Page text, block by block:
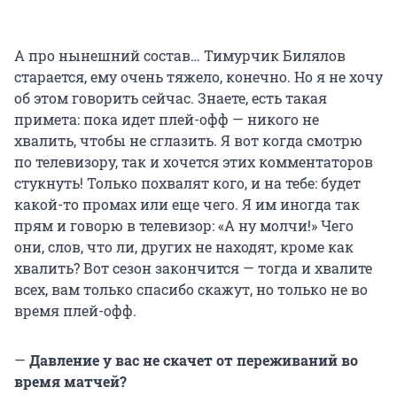
А про нынешний состав… Тимурчик Билялов
старается, ему очень тяжело, конечно. Но я не хочу
об этом говорить сейчас. Знаете, есть такая
примета: пока идет плей-офф — никого не
хвалить, чтобы не сглазить. Я вот когда смотрю
по телевизору, так и хочется этих комментаторов
стукнуть! Только похвалят кого, и на тебе: будет
какой-то промах или еще чего. Я им иногда так
прям и говорю в телевизор: «А ну молчи!» Чего
они, слов, что ли, других не находят, кроме как
хвалить? Вот сезон закончится — тогда и хвалите
всех, вам только спасибо скажут, но только не во
время плей-офф.
— Давление у вас не скачет от переживаний во
время матчей?